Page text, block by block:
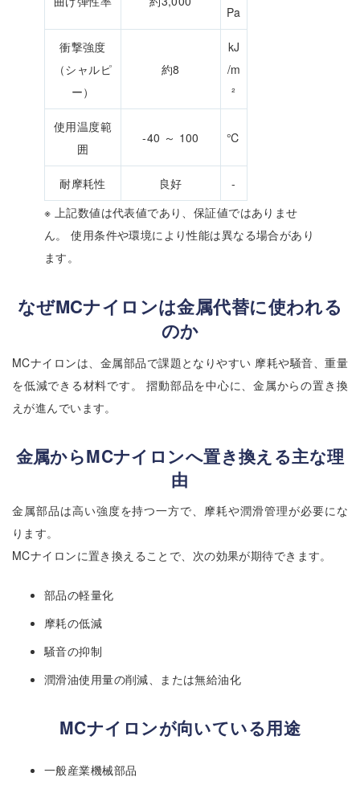
Pa
衝撃強度
（シャルピ
ー）
約8
kJ
/m
²
使用温度範
囲
-40 ～ 100 ℃
耐摩耗性 良好
-
※ 上記数値は代表値であり、保証値ではありませ
ん。 使用条件や環境により性能は異なる場合があり
ます。
なぜMCナイロンは金属代替に使われる
のか
MCナイロンは、金属部品で課題となりやすい 摩耗や騒音、重量
を低減できる材料です。 摺動部品を中心に、金属からの置き換
えが進んでいます。
金属からMCナイロンへ置き換える主な理
由
金属部品は高い強度を持つ一方で、摩耗や潤滑管理が必要にな
ります。
MCナイロンに置き換えることで、次の効果が期待できます。
部品の軽量化
摩耗の低減
騒音の抑制
潤滑油使用量の削減、または無給油化
MCナイロンが向いている用途
一般産業機械部品